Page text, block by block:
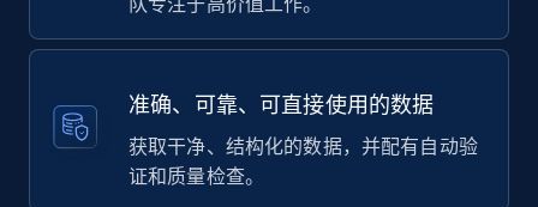
队专注于高价值工作。
准确、可靠、可直接使用的数据
获取干净、结构化的数据，并配有自动验
证和质量检查。